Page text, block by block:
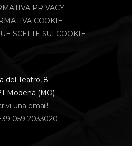
PRIVACY
COOKIE
SCELTE SUI COOKIE
del Teatro, 8
Modena (MO)
una email!
059 2033020